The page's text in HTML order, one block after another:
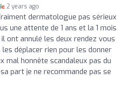
2 years ago
dermatologue pas sérieux
une attente de 1 ans et la 1 mois
ont annulé les deux rendez vous
déplacer rien pour les donner
mal honnête scandaleux pas du
part je ne recommande pas se